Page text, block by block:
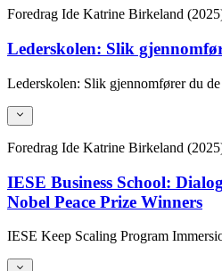
Foredrag Ide Katrine Birkeland
Lederskolen: Slik
Lederskolen: Slik gjennomfører du de
Foredrag Ide Katrine Birkeland
IESE Business School:
Nobel Peace Prize Winners
IESE Keep Scaling Program